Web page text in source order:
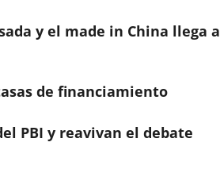
y el made in China llega a
de financiamiento
PBI y reavivan el debate